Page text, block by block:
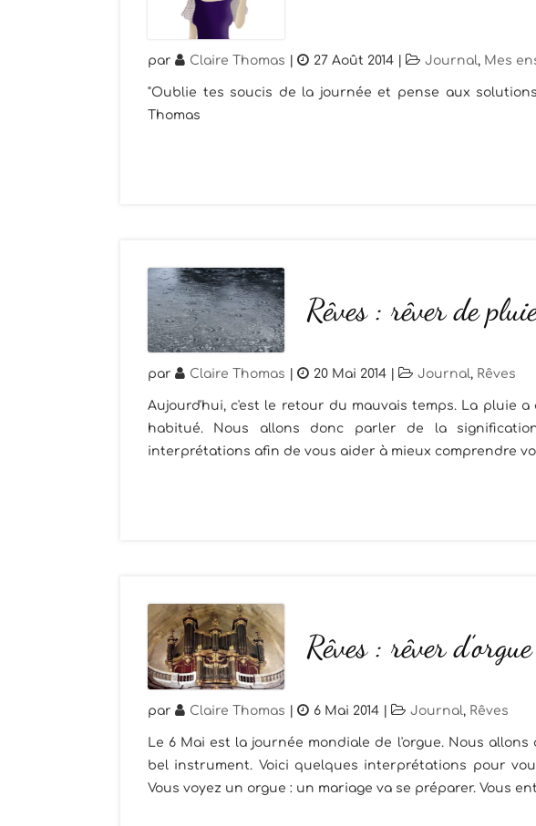
par Claire Thomas | 27 Août 2014 | Journal, Mes
"Oublie tes soucis de la journée et pense aux
Thomas
Rêves : rêver de
par Claire Thomas 20 Mai 2014 Journal, Rêves
Aujourd'hui, c'est le retour du mauvais temps. La pluie
habitué. Nous allons donc parler de la
interprétations afin de vous aider à mieux comprendre
Rêves : rêver d’orgue
par Claire Thomas 6 Mai 2014 Journal, Rêves
Le 6 Mai est la journée mondiale de l'orgue. Nous
bel instrument. Voici quelques interprétations pour
Vous voyez un orgue : un mariage va se préparer. Vous